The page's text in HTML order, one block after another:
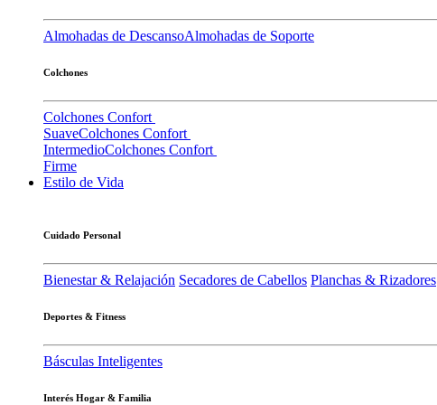
Almohadas de DescansoAlmohadas de Soporte
Colchones
Colchones Confort
SuaveColchones Confort
IntermedioColchones Confort
Firme
Estilo de Vida
Cuidado Personal
Bienestar & Relajación Secadores de Cabellos Planchas & Rizadores
Deportes & Fitness
Básculas Inteligentes
Interés Hogar & Familia